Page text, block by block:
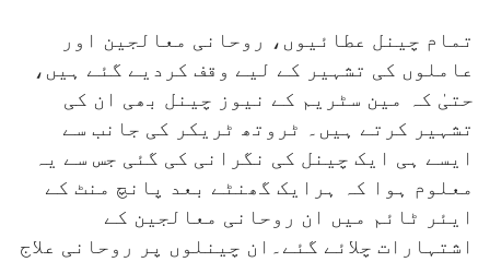
تمام چینل عطائیوں، روحانی معالجین اور
عاملوں کی تشہیر کے لیے وقف کردیے گئے ہیں،
حتیٰ کہ مین سٹریم کے نیوز چینل بھی ان کی
تشہیر کرتے ہیں۔ ٹروتھ ٹریکر کی جانب سے
ایسے ہی ایک چینل کی نگرانی کی گئی جس سے یہ
معلوم ہوا کہ ہرایک گھنٹے بعد پانچ منٹ کے
ایئر ٹائم میں ان روحانی معالجین کے
اشتہارات چلائے گئے۔ان چینلوں پر روحانی علاج